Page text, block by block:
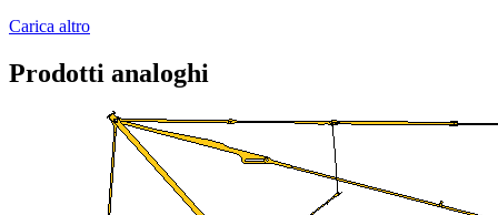
Carica altro
Prodotti analoghi